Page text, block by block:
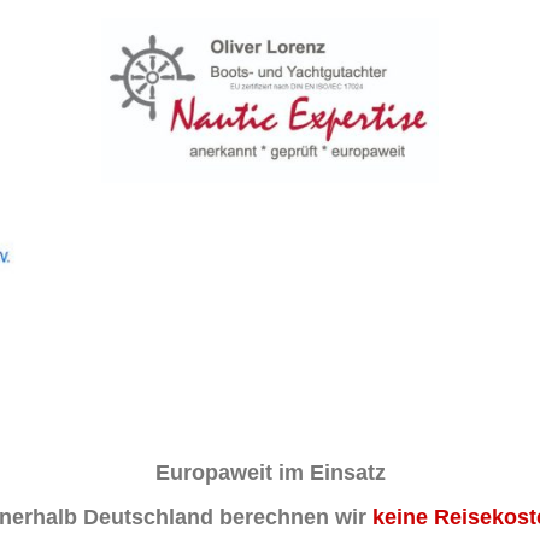
Europaweit im Einsatz
Deutschland berechnen wir keine